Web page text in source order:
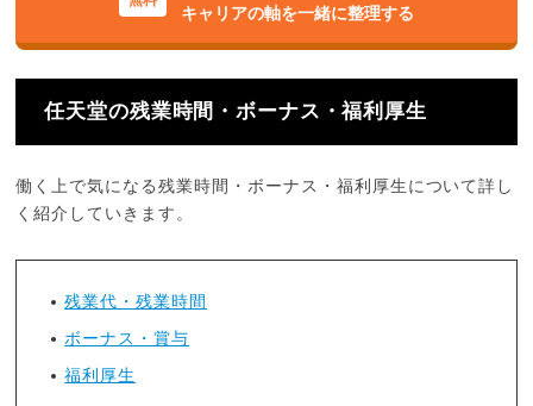
キャリアの軸を一緒に整理する
任天堂の残業時間・ボーナス・福利厚生
働く上で気になる残業時間・ボーナス・福利厚生について詳し
く紹介していきます。
残業代・残業時間
ボーナス・賞与
福利厚生